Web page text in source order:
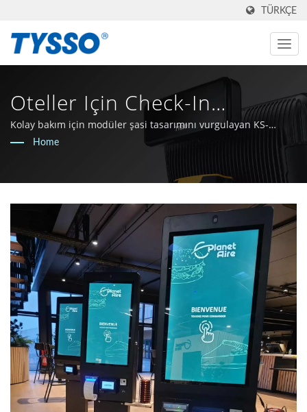
TÜRKÇE
Oteller Için Check-In
Deneyimlerini Değiştirme |
1981'den Beri Tayvan AIDC
& POS Üreticisi | FAMETECH
INC
Kolay bakım için modüler şasi tasarımını vurgulayan KS-
1X27'nin yan görünümü.
Home